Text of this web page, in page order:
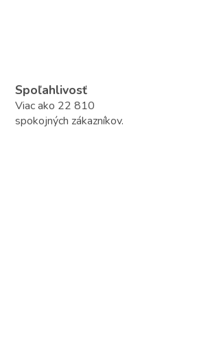
Spoľahlivosť
Viac ako 22 810
spokojných zákazníkov.